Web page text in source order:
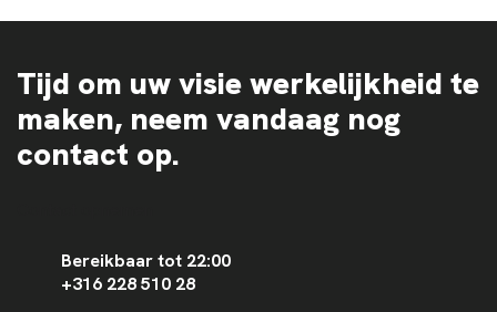
Tijd om uw visie werkelijkheid te
maken, neem vandaag nog
contact op.
Bereikbaar tot 22:00
+316 228 510 28